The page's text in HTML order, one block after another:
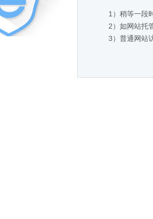
1）稍等一段
2）如网站托
3）普通网站